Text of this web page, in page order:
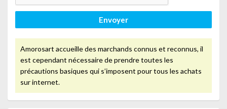
Envoyer
Amorosart accueille des marchands connus et reconnus, il
est cependant nécessaire de prendre toutes les
précautions basiques qui s’imposent pour tous les achats
sur internet.